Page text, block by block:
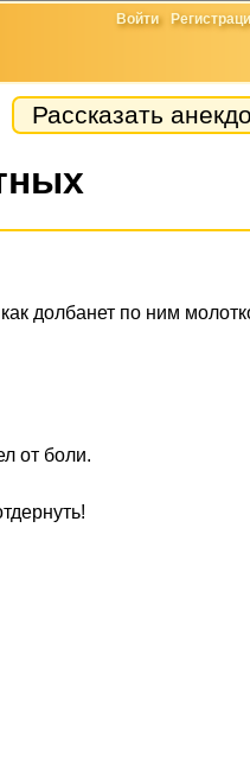
Войти
Рассказать
долбанет по ним
от боли.